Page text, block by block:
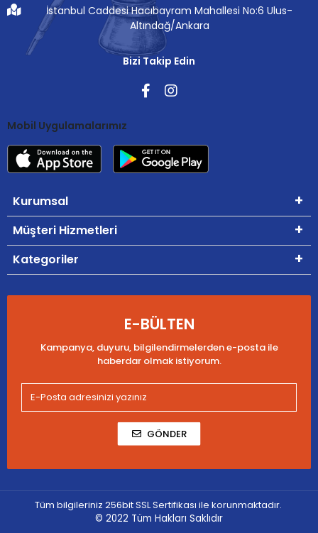
İstanbul Caddesi Hacıbayram Mahallesi No:6 Ulus-
Altındağ/Ankara
Bizi Takip Edin
Mobil Uygulamalarımız
Kurumsal
Müşteri Hizmetleri
Kategoriler
E-BÜLTEN
Kampanya, duyuru, bilgilendirmelerden e-posta ile
haberdar olmak istiyorum.
GÖNDER
Tüm bilgileriniz 256bit SSL Sertifikası ile korunmaktadır.
© 2022 Tüm Hakları Saklıdır